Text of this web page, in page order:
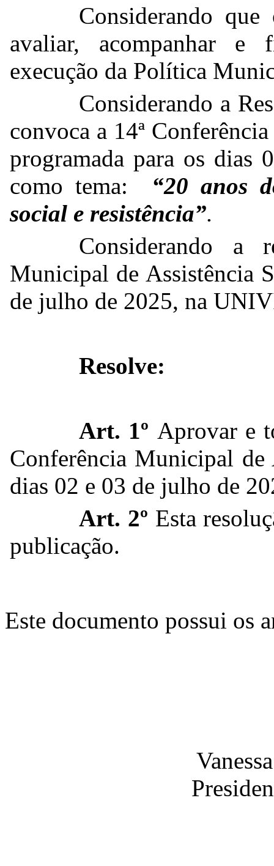
Considerando
avaliar, acompanhar e
execução da Política
Considerando a
convoca a 14ª
programada para os dias
como tema: “20 anos
social e resistência”.
Considerando a
Municipal de Assistência
de julho de 2025, na
Resolve:
Art. 1º Aprovar e
Conferência Municipal de
dias 02 e 03 de julho de
Art. 2º Esta
publicação.
Este documento possui os